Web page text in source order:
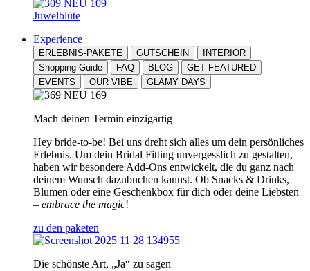
Juwelblüte
Experience
ERLEBNIS-PAKETE GUTSCHEIN
INTERIOR
Shopping Guide
FAQ BLOG
GET FEATURED
EVENTS
OUR VIBE GLAMY DAYS
Mach deinen Termin einzigartig
Hey bride-to-be! Bei uns dreht sich alles um dein persönliches
Erlebnis. Um dein Bridal Fitting unvergesslich zu gestalten,
haben wir besondere Add-Ons entwickelt, die du ganz nach
deinem Wunsch dazubuchen kannst. Ob Snacks & Drinks,
Blumen oder eine Geschenkbox für dich oder deine Liebsten
– embrace the magic!
zu den paketen
Die schönste Art, „Ja“ zu sagen